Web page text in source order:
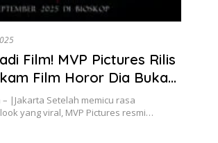
Film! MVP Pictures Rilis
Film Horor Dia Bukan
|Jakarta Setelah memicu rasa
yang viral, MVP Pictures resmi…